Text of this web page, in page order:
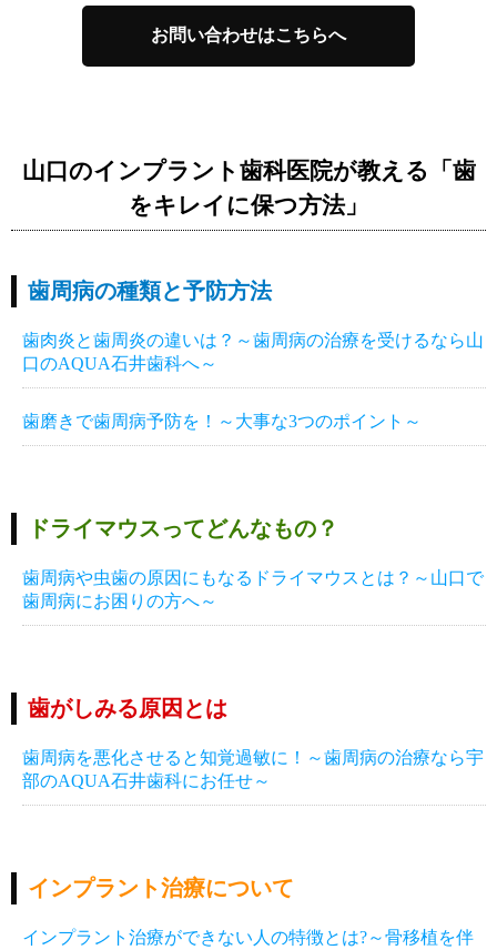
お問い合わせはこちらへ
山口のインプラント歯科医院が教える「歯
をキレイに保つ方法」
歯周病の種類と予防方法
歯肉炎と歯周炎の違いは？～歯周病の治療を受けるなら山
口のAQUA石井歯科へ～
歯磨きで歯周病予防を！～大事な3つのポイント～
ドライマウスってどんなもの？
歯周病や虫歯の原因にもなるドライマウスとは？～山口で
歯周病にお困りの方へ～
歯がしみる原因とは
歯周病を悪化させると知覚過敏に！～歯周病の治療なら宇
部のAQUA石井歯科にお任せ～
インプラント治療について
インプラント治療ができない人の特徴とは?～骨移植を伴